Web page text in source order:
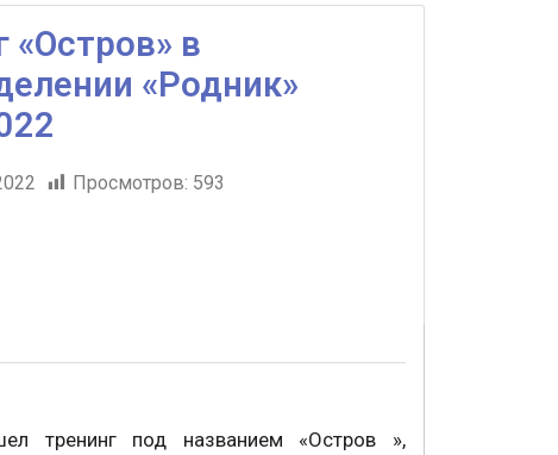
«Остров» в
«Родник»
Просмотров: 593
тренинг под названием «Остров »,